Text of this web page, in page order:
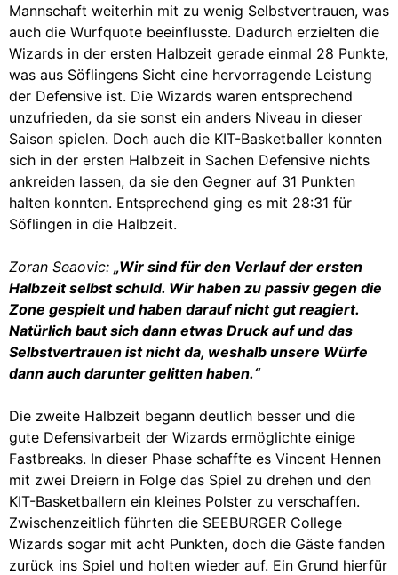
Mannschaft weiterhin mit zu wenig Selbstvertrauen, was
auch die Wurfquote beeinflusste. Dadurch erzielten die
Wizards in der ersten Halbzeit gerade einmal 28 Punkte,
was aus Söflingens Sicht eine hervorragende Leistung
der Defensive ist. Die Wizards waren entsprechend
unzufrieden, da sie sonst ein anders Niveau in dieser
Saison spielen. Doch auch die KIT-Basketballer konnten
sich in der ersten Halbzeit in Sachen Defensive nichts
ankreiden lassen, da sie den Gegner auf 31 Punkten
halten konnten. Entsprechend ging es mit 28:31 für
Söflingen in die Halbzeit.
Zoran Seaovic: „Wir sind für den Verlauf der ersten
Halbzeit selbst schuld. Wir haben zu passiv gegen die
Zone gespielt und haben darauf nicht gut reagiert.
Natürlich baut sich dann etwas Druck auf und das
Selbstvertrauen ist nicht da, weshalb unsere Würfe
dann auch darunter gelitten haben.“
Die zweite Halbzeit begann deutlich besser und die
gute Defensivarbeit der Wizards ermöglichte einige
Fastbreaks. In dieser Phase schaffte es Vincent Hennen
mit zwei Dreiern in Folge das Spiel zu drehen und den
KIT-Basketballern ein kleines Polster zu verschaffen.
Zwischenzeitlich führten die SEEBURGER College
Wizards sogar mit acht Punkten, doch die Gäste fanden
zurück ins Spiel und holten wieder auf. Ein Grund hierfür